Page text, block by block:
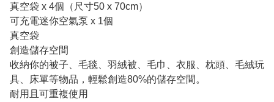
真空袋 x 4個（尺寸50 x 70cm）
可充電迷你空氣泵 x 1個
真空袋
創造儲存空間
收納你的被子、毛毯、羽絨被、毛巾、衣服、枕頭、毛絨玩
具、床單等物品，輕鬆創造80%的儲存空間。
耐用且可重複使用